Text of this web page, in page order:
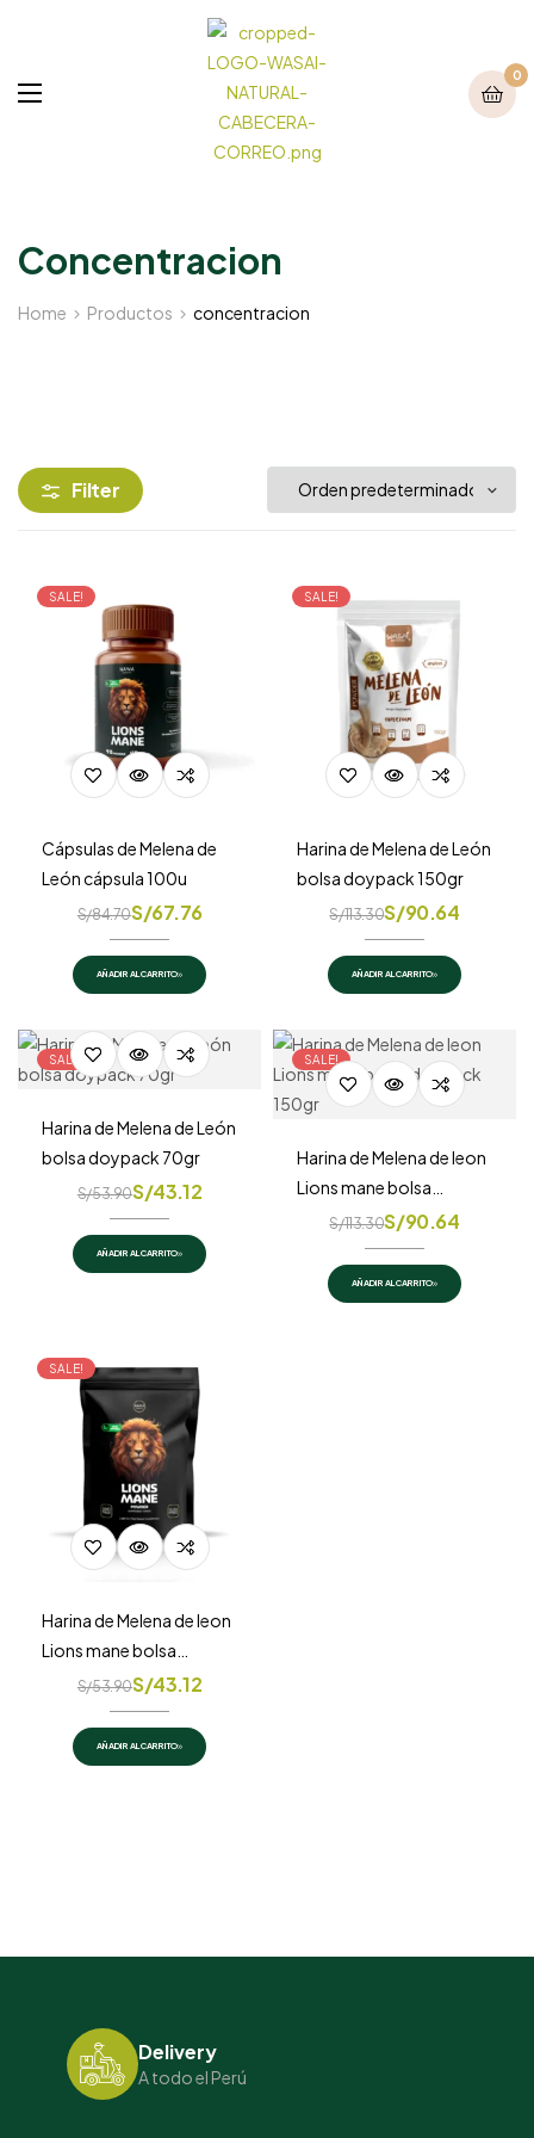
0
Concentracion
Home Productos concentracion
Filter
SALE!
Cápsulas de Melena de
León cápsula 100u
S/84.70S/67.76
AÑADIR AL CARRITO
SALE!
Harina de Melena de León
bolsa doypack 150gr
S/113.30S/90.64
AÑADIR AL CARRITO
SALE!
Harina de Melena de León
bolsa doypack 70gr
S/53.90S/43.12
AÑADIR AL CARRITO
SALE!
Harina de Melena de leon
Lions mane bolsa
doypack 150gr
S/113.30S/90.64
AÑADIR AL CARRITO
SALE!
Harina de Melena de leon
Lions mane bolsa
doypack 70gr
S/53.90S/43.12
AÑADIR AL CARRITO
Delivery
A todo el Perú